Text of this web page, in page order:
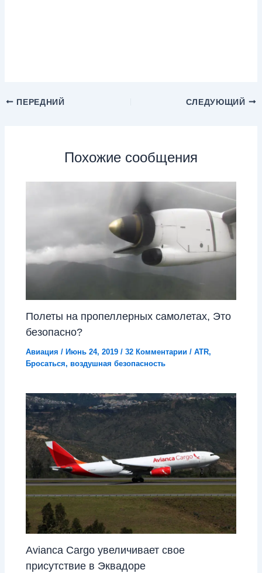
ПЕРЕДНИЙ СЛЕДУЮЩИЙ
Похожие сообщения
Полеты на пропеллерных самолетах, Это
безопасно?
Авиация / Июнь 24, 2019/32 Комментарии /ATR,
Бросаться,воздушная безопасность
Avianca Cargo увеличивает свое
присутствие в Эквадоре